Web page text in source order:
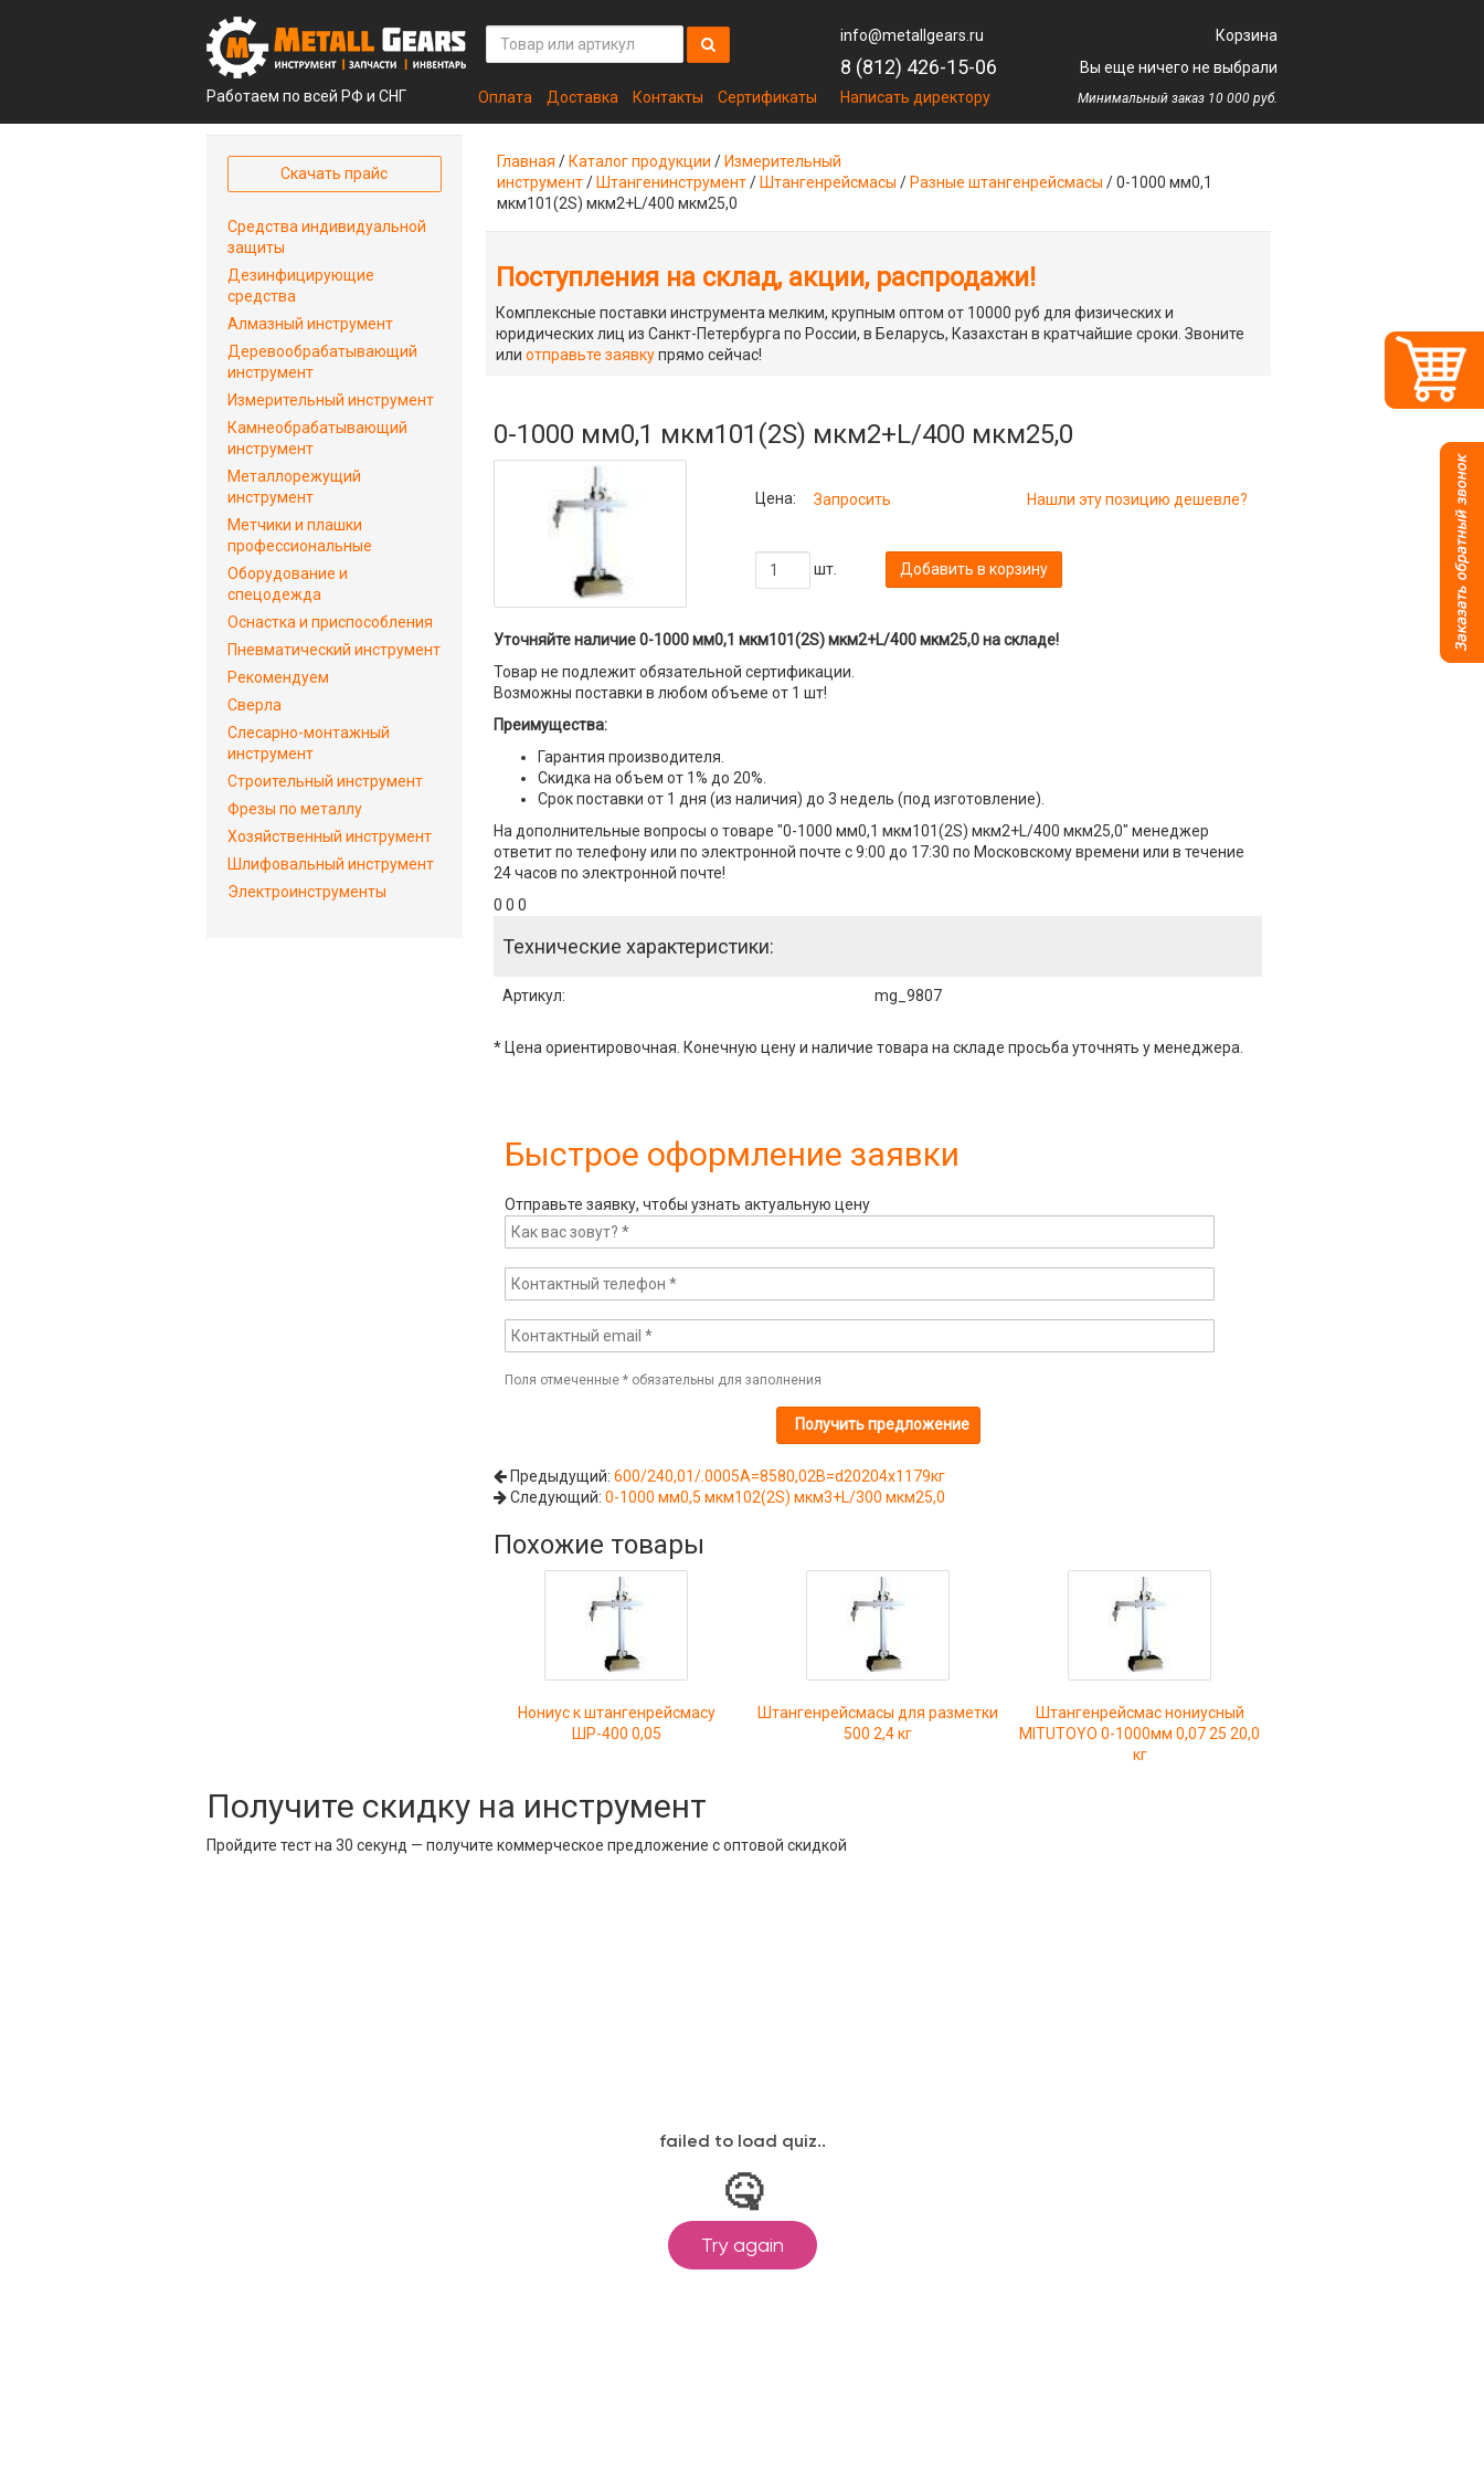
Работаем по всей РФ и СНГ Оплата Доставка Контакты Сертификаты
info@metallgears.ru
8 (812) 426-15-06
Написать директору
Корзина
Вы еще ничего не выбрали
Минимальный заказ 10 000 руб.
Главная / Каталог продукции / Измерительный
инструмент/ Штангенинструмент/ Штангенрейсмасы / Разные штангенрейсмасы /0-1000 мм0,1
мкм101(2S) мкм2+L/400 мкм25,0
Поступления на склад, акции, распродажи!
Комплексные поставки инструмента мелким, крупным оптом от 10000 руб для физических и
юридических лиц из Санкт-Петербурга по России, в Беларусь, Казахстан в кратчайшие сроки. Звоните
или отправьте заявкупрямо сейчас!
0-1000 мм0,1 мкм101(2S) мкм2+L/400 мкм25,0
Цена: Запросить Нашли эту позицию дешевле?
шт. Добавить в корзину
Уточняйте наличие 0-1000 мм0,1 мкм101(2S) мкм2+L/400 мкм25,0 на складе!
Товар не подлежит обязательной сертификации.
Возможны поставки в любом объеме от 1 шт!
Преимущества:
Гарантия производителя.
Скидка на объем от 1% до 20%.
Срок поставки от 1 дня (из наличия) до 3 недель (под изготовление).
На дополнительные вопросы о товаре "0-1000 мм0,1 мкм101(2S) мкм2+L/400 мкм25,0" менеджер
ответит по телефону или по электронной почте с 9:00 до 17:30 по Московскому времени или в течение
24 часов по электронной почте!
0 0 0
Технические характеристики:
Артикул: mg_9807
* Цена ориентировочная. Конечную цену и наличие товара на складе просьба уточнять у менеджера.
Быстрое оформление заявки
Отправьте заявку, чтобы узнать актуальную цену
Поля отмеченные *обязательны для заполнения
Предыдущий: 600/240,01/.0005A=8580,02B=d20204x1179кг
Следующий: 0-1000 мм0,5 мкм102(2S) мкм3+L/300 мкм25,0
Похожие товары
Нониус к штангенрейсмасу
ШР-400 0,05
Штангенрейсмасы для разметки
500 2,4 кг
Штангенрейсмас нониусный
MITUTOYO 0-1000мм 0,07 25 20,0
кг
Скачать прайс
Средства индивидуальной
защиты
Дезинфицирующие
средства
Алмазный инструмент
Деревообрабатывающий
инструмент
Измерительный инструмент
Камнеобрабатывающий
инструмент
Металлорежущий
инструмент
Метчики и плашки
профессиональные
Оборудование и
спецодежда
Оснастка и приспособления
Пневматический инструмент
Рекомендуем
Сверла
Слесарно-монтажный
инструмент
Строительный инструмент
Фрезы по металлу
Хозяйственный инструмент
Шлифовальный инструмент
Электроинструменты
Получите скидку на инструмент
Пройдите тест на 30 секунд — получите коммерческое предложение с оптовой скидкой